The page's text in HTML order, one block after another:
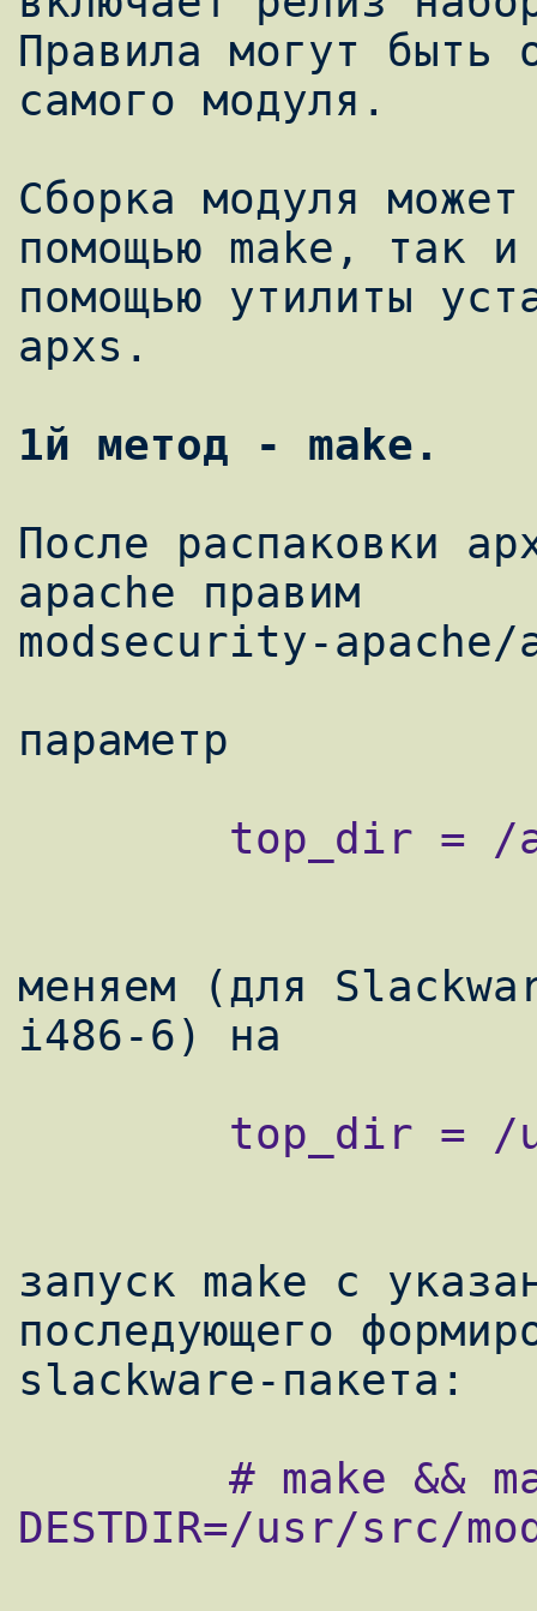
Правила могут быть
самого модуля.
Сборка модуля
помощью make, так
помощью утилиты
apxs.
1й метод - make.
После распаковки
apache правим
modsecurity-
меняем (для
запуск make с
последующего
DESTDIR=/usr/src/